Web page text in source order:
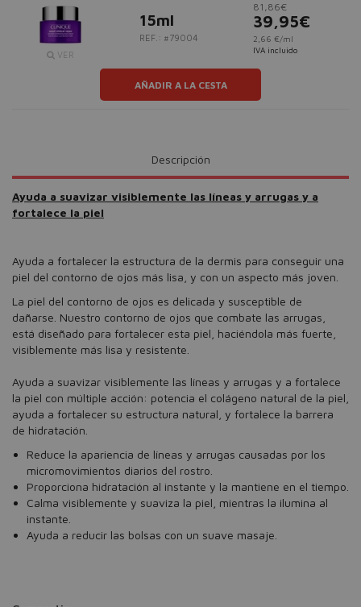
VER
15ml
REF.: #79004
81,86€
39,95€
2,66 €/ml
IVA incluido
AÑADIR A LA CESTA
Descripción
Ayuda a suavizar visiblemente las líneas y arrugas y a
fortalece la piel
Ayuda a fortalecer la estructura de la dermis para conseguir una
piel del contorno de ojos más lisa, y con un aspecto más joven.
La piel del contorno de ojos es delicada y susceptible de
dañarse. Nuestro contorno de ojos que combate las arrugas,
está diseñado para fortalecer esta piel, haciéndola más fuerte,
visiblemente más lisa y resistente.
Ayuda a suavizar visiblemente las líneas y arrugas y a fortalece
la piel con múltiple acción: potencia el colágeno natural de la piel,
ayuda a fortalecer su estructura natural, y fortalece la barrera
de hidratación.
Reduce la apariencia de líneas y arrugas causadas por los
micromovimientos diarios del rostro.
Proporciona hidratación al instante y la mantiene en el tiempo.
Calma visiblemente y suaviza la piel, mientras la ilumina al
instante.
Ayuda a reducir las bolsas con un suave masaje.